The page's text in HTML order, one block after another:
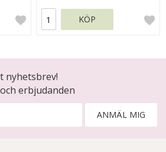
KÖP
nyhetsbrev!
erbjudanden
ANMÄL MIG